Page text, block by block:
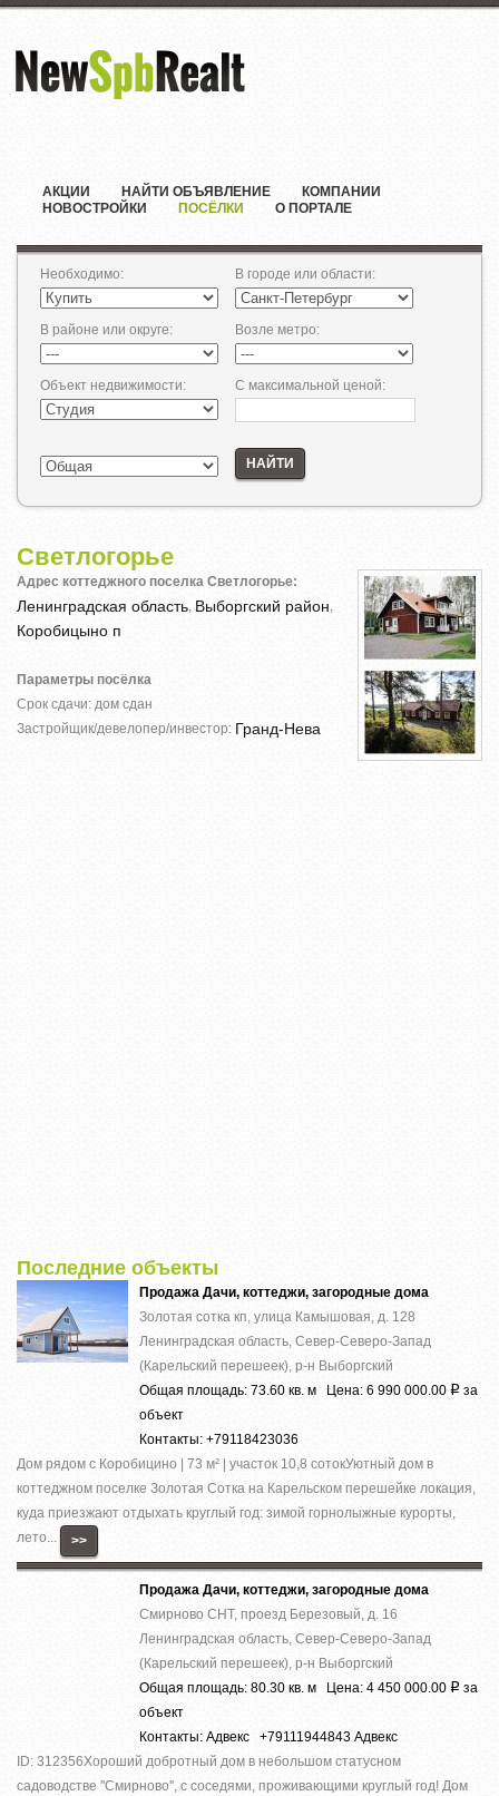
АКЦИИ НАЙТИ ОБЪЯВЛЕНИЕ
КОМПАНИИ
НОВОСТРОЙКИ
ПОСЁЛКИ О ПОРТАЛЕ
Необходимо: В городе или области:
В районе или округе: Возле метро:
Объект недвижимости: С максимальной ценой:
НАЙТИ
Светлогорье
Адрес коттеджного поселка Светлогорье:
Ленинградская область Выборгский район
Коробицыно п
Параметры посёлка
Срок сдачи: дом сдан
Застройщик/девелопер/инвестор: Гранд-Нева
Последние объекты
Продажа Дачи, коттеджи, загородные дома
Золотая сотка кп, улица Камышовая, д. 128
Ленинградская область, Север-Северо-Запад
(Карельский перешеек), р-н Выборгский
Общая площадь: 73.60 кв. м Цена: 6 990 000.00 Р за
объект
Контакты: +79118423036
Дом рядом с Коробицино | 73 м² | участок 10,8 сотокУютный дом в
коттеджном поселке Золотая Сотка на Карельском перешейке локация,
куда приезжают отдыхать круглый год: зимой горнолыжные курорты,
лето...
>>
Продажа Дачи, коттеджи, загородные дома
Смирново СНТ, проезд Березовый, д. 16
Ленинградская область, Север-Северо-Запад
(Карельский перешеек), р-н Выборгский
Общая площадь: 80.30 кв. м Цена: 4 450 000.00 Р за
объект
Контакты: Адвекс +79111944843 Адвекс
ID: 312356Хороший добротный дом в небольшом статусном
садоводстве ''Смирново'', с соседями, проживающими круглый год! Дом